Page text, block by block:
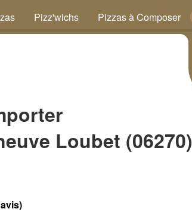
Pizz'wichs Pizzas à Composer
Loubet (06270)